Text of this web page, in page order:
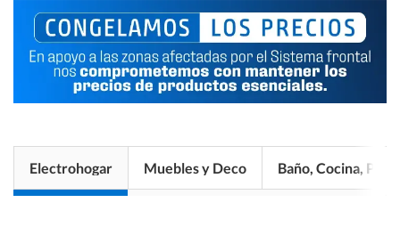
Electrohogar Muebles y Deco Baño, Cocina, Pisos